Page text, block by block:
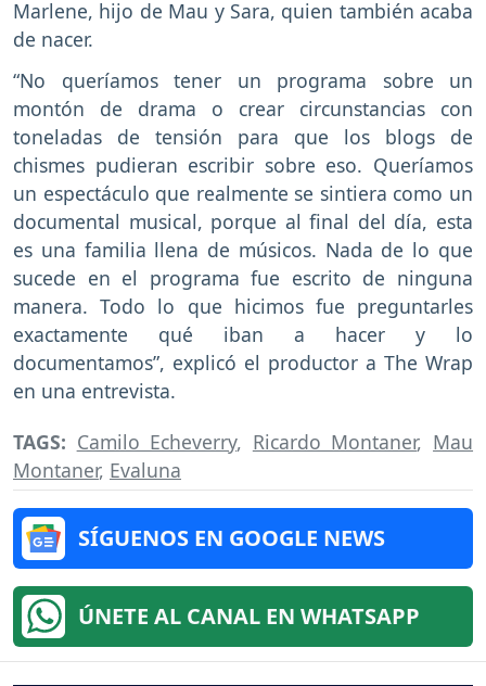
Marlene, hijo de Mau y Sara, quien también acaba
de nacer.
“No queríamos tener un programa sobre un
montón de drama o crear circunstancias con
toneladas de tensión para que los blogs de
chismes pudieran escribir sobre eso. Queríamos
un espectáculo que realmente se sintiera como un
documental musical, porque al final del día, esta
es una familia llena de músicos. Nada de lo que
sucede en el programa fue escrito de ninguna
manera. Todo lo que hicimos fue preguntarles
exactamente qué iban a hacer y lo
documentamos”, explicó el productor a The Wrap
en una entrevista.
TAGS: Camilo Echeverry, Ricardo Montaner, Mau
Montaner, Evaluna
SÍGUENOS EN GOOGLE NEWS
ÚNETE AL CANAL EN WHATSAPP